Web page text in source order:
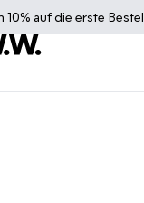
10% auf die erste